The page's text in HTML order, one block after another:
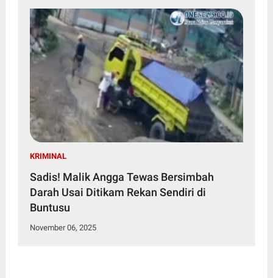
KRIMINAL
Sadis! Malik Angga Tewas Bersimbah
Darah Usai Ditikam Rekan Sendiri di
Buntusu
November 06, 2025